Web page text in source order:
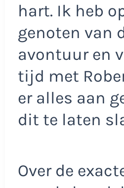
hart. Ik heb
genoten van
avontuur en
tijd met
er alles aan
dit te laten
Over de